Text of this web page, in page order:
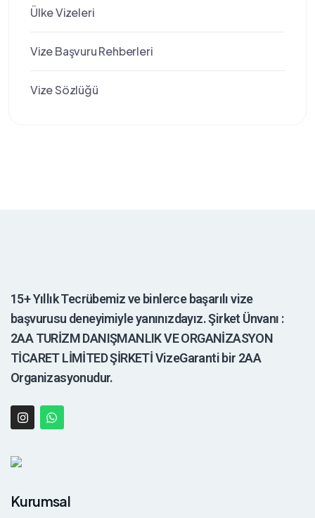
Ülke Vizeleri
Vize Başvuru Rehberleri
Vize Sözlüğü
15+ Yıllık Tecrübemiz ve binlerce başarılı vize
başvurusu deneyimiyle yanınızdayız. Şirket Ünvanı :
2AA TURİZM DANIŞMANLIK VE ORGANİZASYON
TİCARET LİMİTED ŞİRKETİ VizeGaranti bir 2AA
Organizasyonudur.
Kurumsal